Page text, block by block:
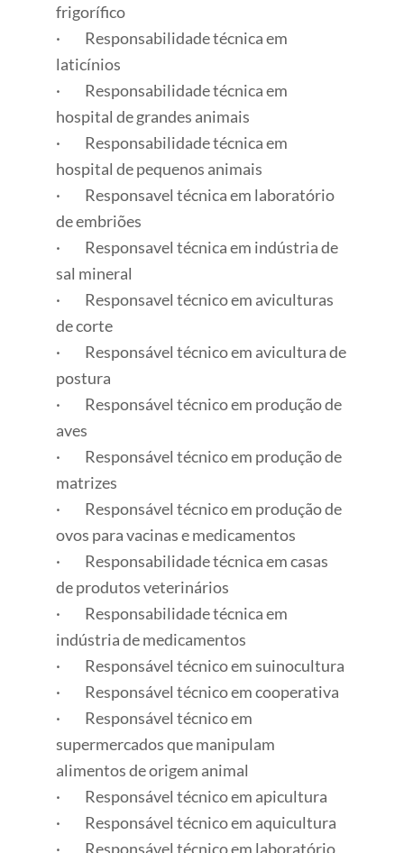
frigorífico
· Responsabilidade técnica em
laticínios
· Responsabilidade técnica em
hospital de grandes animais
· Responsabilidade técnica em
hospital de pequenos animais
· Responsavel técnica em laboratório
de embriões
· Responsavel técnica em indústria de
sal mineral
· Responsavel técnico em aviculturas
de corte
· Responsável técnico em avicultura de
postura
· Responsável técnico em produção de
aves
· Responsável técnico em produção de
matrizes
· Responsável técnico em produção de
ovos para vacinas e medicamentos
· Responsabilidade técnica em casas
de produtos veterinários
· Responsabilidade técnica em
indústria de medicamentos
· Responsável técnico em suinocultura
· Responsável técnico em cooperativa
· Responsável técnico em
supermercados que manipulam
alimentos de origem animal
· Responsável técnico em apicultura
· Responsável técnico em aquicultura
· Responsável técnico em laboratório